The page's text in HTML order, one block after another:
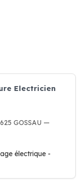
Electricien
GOSSAU —
électrique -